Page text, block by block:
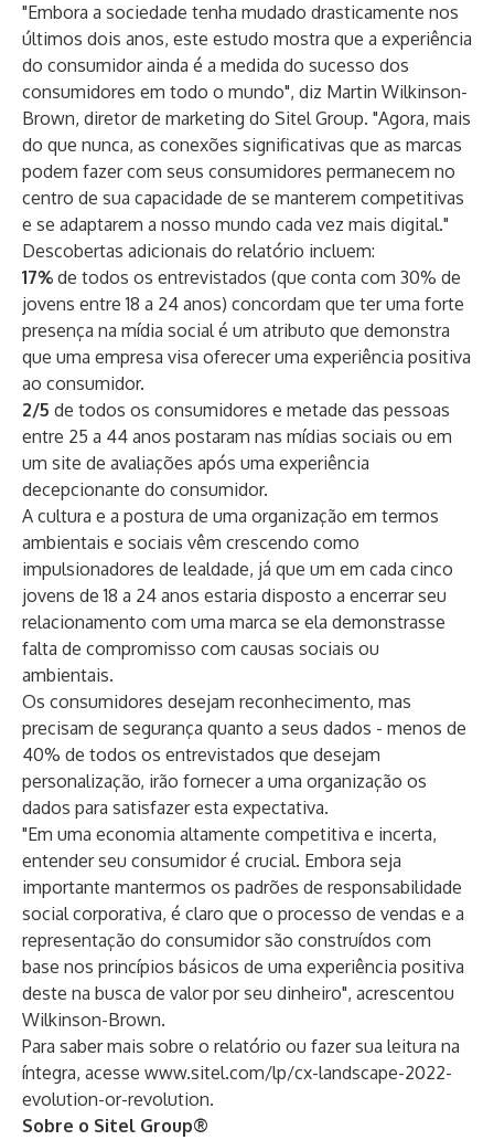
"Embora a sociedade tenha mudado drasticamente nos
últimos dois anos, este estudo mostra que a experiência
do consumidor ainda é a medida do sucesso dos
consumidores em todo o mundo", diz Martin Wilkinson-
Brown, diretor de marketing do Sitel Group. "Agora, mais
do que nunca, as conexões significativas que as marcas
podem fazer com seus consumidores permanecem no
centro de sua capacidade de se manterem competitivas
e se adaptarem a nosso mundo cada vez mais digital."
Descobertas adicionais do relatório incluem:
17% de todos os entrevistados (que conta com 30% de
jovens entre 18 a 24 anos) concordam que ter uma forte
presença na mídia social é um atributo que demonstra
que uma empresa visa oferecer uma experiência positiva
ao consumidor.
2/5 de todos os consumidores e metade das pessoas
entre 25 a 44 anos postaram nas mídias sociais ou em
um site de avaliações após uma experiência
decepcionante do consumidor.
A cultura e a postura de uma organização em termos
ambientais e sociais vêm crescendo como
impulsionadores de lealdade, já que um em cada cinco
jovens de 18 a 24 anos estaria disposto a encerrar seu
relacionamento com uma marca se ela demonstrasse
falta de compromisso com causas sociais ou
ambientais.
Os consumidores desejam reconhecimento, mas
precisam de segurança quanto a seus dados - menos de
40% de todos os entrevistados que desejam
personalização, irão fornecer a uma organização os
dados para satisfazer esta expectativa.
"Em uma economia altamente competitiva e incerta,
entender seu consumidor é crucial. Embora seja
importante mantermos os padrões de responsabilidade
social corporativa, é claro que o processo de vendas e a
representação do consumidor são construídos com
base nos princípios básicos de uma experiência positiva
deste na busca de valor por seu dinheiro", acrescentou
Wilkinson-Brown.
Para saber mais sobre o relatório ou fazer sua leitura na
íntegra, acesse www.sitel.com/lp/cx-landscape-2022-
evolution-or-revolution.
Sobre o Sitel Group®